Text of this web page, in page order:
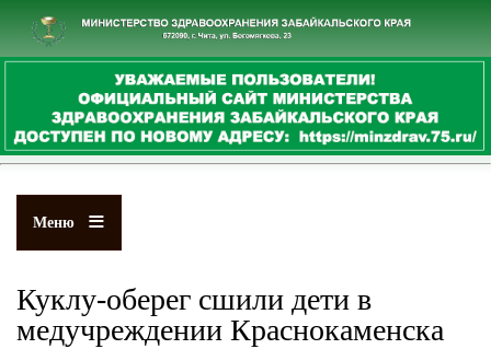
к
основному
содержанию
Меню
Куклу-оберег сшили дети в
медучреждении Краснокаменска